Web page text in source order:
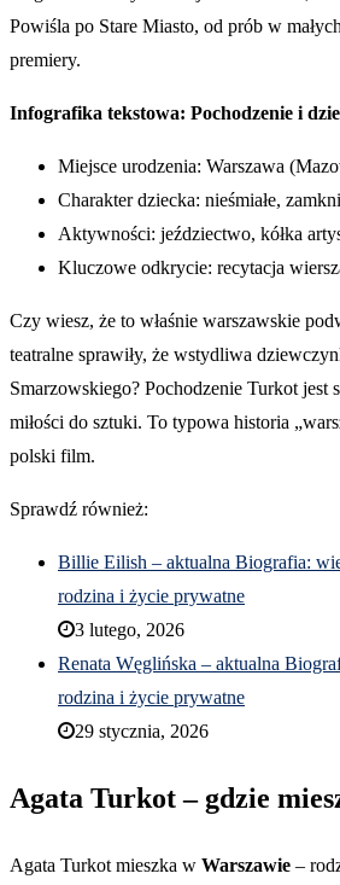
Powiśla po Stare Miasto, od prób w
premiery.
Infografika tekstowa: Pochodzenie i
Miejsce urodzenia: Warszawa
Charakter dziecka: nieśmiałe,
Aktywności: jeździectwo, kółka
Kluczowe odkrycie: recytacja
Czy wiesz, że to właśnie warszawskie
teatralne sprawiły, że wstydliwa
Smarzowskiego? Pochodzenie Turkot jest
miłości do sztuki. To typowa historia
polski film.
Sprawdź również:
Billie Eilish – aktualna Biografia:
rodzina i życie prywatne
3 lutego, 2026
Renata Węglińska – aktualna
rodzina i życie prywatne
29 stycznia, 2026
Agata Turkot – gdzie
Agata Turkot mieszka w Warszawie –